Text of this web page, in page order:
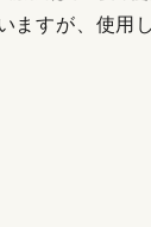
すが、使用